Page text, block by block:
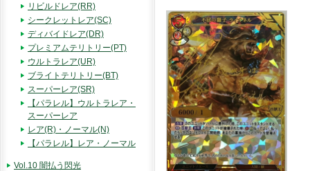
リビルドレア(RR)
シークレットレア(SC)
ディバイドレア(DR)
プレミアムテリトリー(PT)
ウルトラレア(UR)
ブライトテリトリー(BT)
スーパーレア(SR)
【パラレル】ウルトラレア・
スーパーレア
レア(R)・ノーマル(N)
【パラレル】レア・ノーマル
Vol.10 闇払う閃光